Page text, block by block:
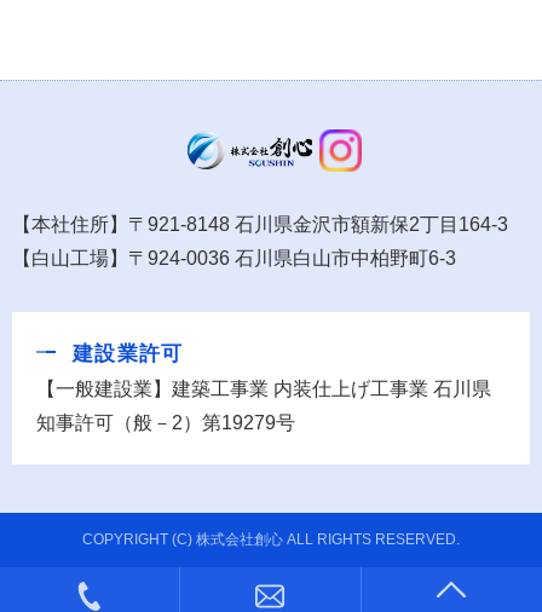
【本社住所】〒921-8148 石川県金沢市額新保2丁目164-3
【白山工場】〒924-0036 石川県白山市中柏野町6-3
建設業許可
【一般建設業】建築工事業 内装仕上げ工事業 石川県
知事許可（般－2）第19279号
COPYRIGHT (C) 株式会社創心 ALL RIGHTS RESERVED.